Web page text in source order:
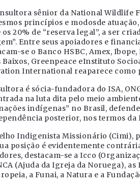
sênior da National Wildlife
princípios e modosde
20% de “reserva legal”, a ser
Entre seus apoiadores e
se o Banco HSBC, Amex,
Baixos, Greenpeace eInstituto
International reaparece como
é sócia-fundadora do ISA,
na luta dita pelo meio
indígenas” no Brasil,
posterior, nos termos da
Indigenista Missionário (Cimi),
posição é evidentemente
destacam-se a Icco
(Ajuda da Igreja da Noruega),
a Funai, a Natura e a